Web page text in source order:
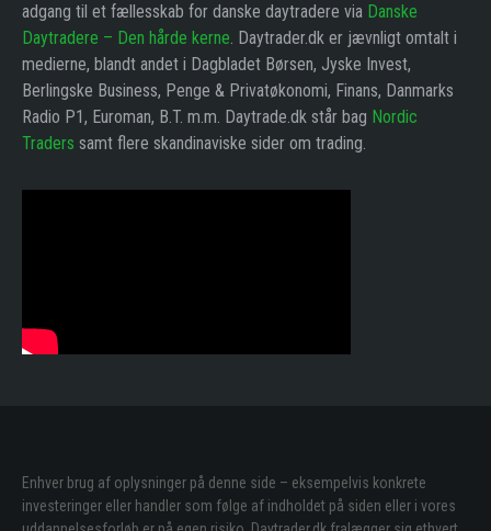
adgang til et fællesskab for danske daytradere via Danske
Daytradere – Den hårde kerne. Daytrader.dk er jævnligt omtalt i
medierne, blandt andet i Dagbladet Børsen, Jyske Invest,
Berlingske Business, Penge & Privatøkonomi, Finans, Danmarks
Radio P1, Euroman, B.T. m.m. Daytrade.dk står bag Nordic
Traders samt flere skandinaviske sider om trading.
Enhver brug af oplysninger på denne side – eksempelvis konkrete
investeringer eller handler som følge af indholdet på siden eller i vores